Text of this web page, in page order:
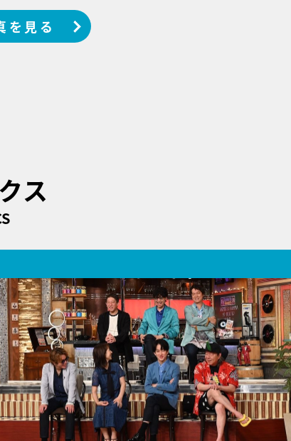
を見る
ス